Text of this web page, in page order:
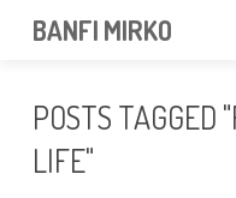
BANFI MIRKO
FOTOGRAFO
POSTS TAGGED
LIFE"